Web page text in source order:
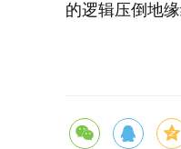
的逻辑压倒地